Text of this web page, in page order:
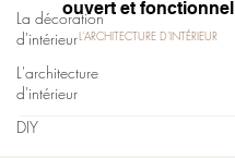
La décoration
d'intérieur
L'architecture
d'intérieur
DIY
ouvert et fonctionnel
L'ARCHITECTURE D'INTÉRIEUR